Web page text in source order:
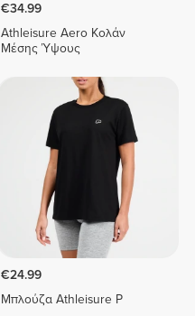
€34.99
Athleisure Aero Κολάν
Μέσης Ύψους
€24.99
Μπλούζα Athleisure P